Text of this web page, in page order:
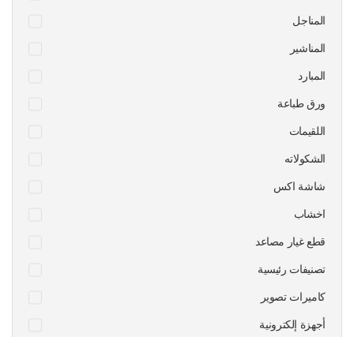
المناجل
المناشير
المبارد
ورق طباعة
اللقيمات
الشكولاته
شاشة اكس
اخشاب
قطع غيار مصاعد
تصنيفات رئيسية
كاميرات تصوير
أجهزة إلكترونية